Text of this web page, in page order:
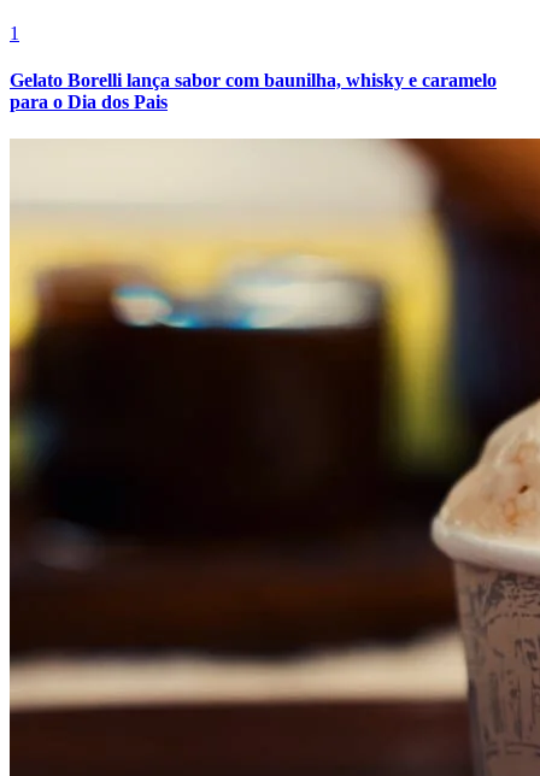
Internacional
Atlético-MG
1
Gelato Borelli lança sabor com baunilha, whisky e caramelo
para o Dia dos Pais